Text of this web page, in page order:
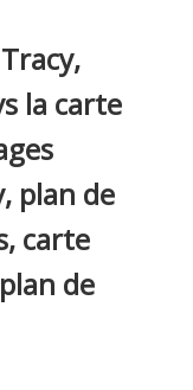
la carte
plan de
carte
de